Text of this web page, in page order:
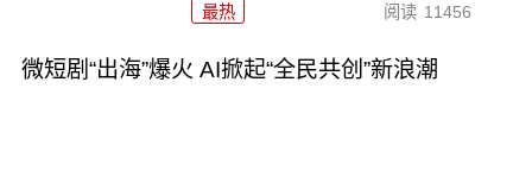
最热 阅读 11456
微短剧“出海”爆火 AI掀起“全民共创”新浪潮